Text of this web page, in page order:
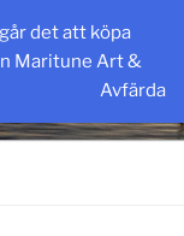
det att köpa
Maritune Art &
Avfärda